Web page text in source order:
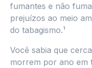
fumantes e não
prejuízos ao meio
do tabagismo.¹
Você sabia que
morrem por ano em